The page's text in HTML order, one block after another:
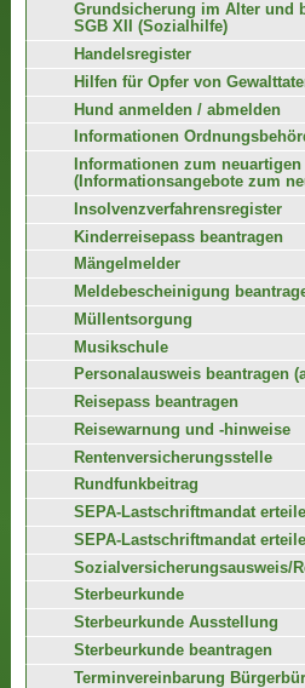
Grundsicherung im Alter und
SGB XII (Sozialhilfe)
Handelsregister
Hilfen für Opfer von
Hund anmelden / abmelden
Informationen
Informationen zum
(Informationsangebote zum
Insolvenzverfahrensregister
Kinderreisepass beantragen
Mängelmelder
Meldebescheinigung
Müllentsorgung
Musikschule
Personalausweis beantragen
Reisepass beantragen
Reisewarnung und -hinweise
Rentenversicherungsstelle
Rundfunkbeitrag
SEPA-Lastschriftmandat
SEPA-Lastschriftmandat
Sozialversicherungsausweis/
Sterbeurkunde
Sterbeurkunde Ausstellung
Sterbeurkunde beantragen
Terminvereinbarung